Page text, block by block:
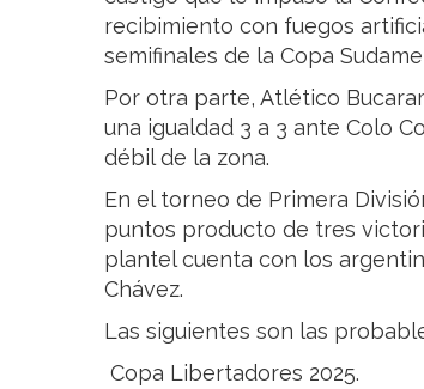
recibimiento con fuegos
semifinales de la Copa
Por otra parte, Atlético
una igualdad 3 a 3 ante Colo
débil de la zona.
En el torneo de Primera
puntos producto de tres
plantel cuenta con los
Chávez.
Las siguientes son las
Copa Libertadores 2025.